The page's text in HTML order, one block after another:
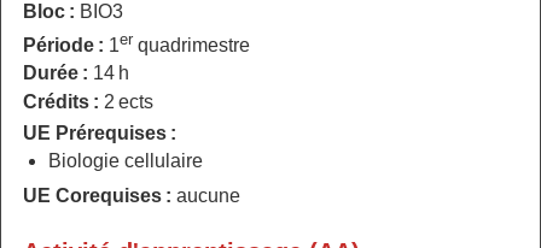
Bloc : BIO3
Période : 1er quadrimestre
Durée : 14 h
Crédits : 2 ects
UE Prérequises :
Biologie cellulaire
UE Corequises : aucune